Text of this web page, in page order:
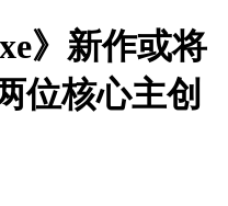
》新作或将
位核心主创